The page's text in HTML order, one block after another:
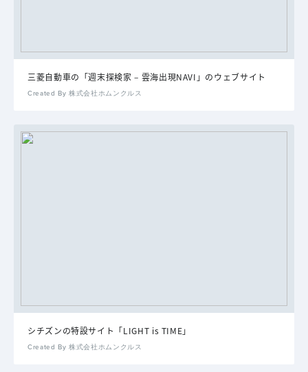
三菱自動車の「週末探検家 – 雲海出現NAVI」のウェブサイト
Created By 株式会社ホムンクルス
シチズンの特設サイト「LIGHT is TIME」
Created By 株式会社ホムンクルス